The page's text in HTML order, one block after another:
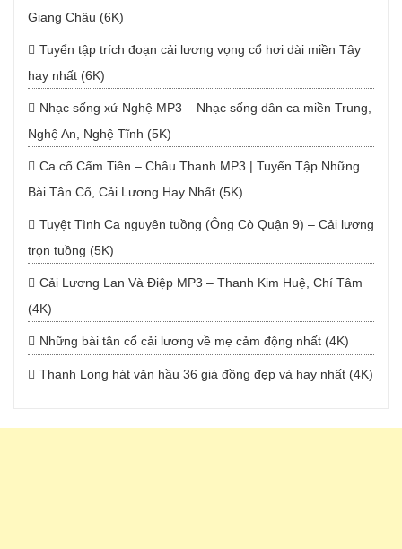
Giang Châu (6K)
Tuyển tập trích đoạn cải lương vọng cổ hơi dài miền Tây
hay nhất (6K)
Nhạc sống xứ Nghệ MP3 – Nhạc sống dân ca miền Trung,
Nghệ An, Nghệ Tĩnh (5K)
Ca cổ Cẩm Tiên – Châu Thanh MP3 | Tuyển Tập Những
Bài Tân Cổ, Cải Lương Hay Nhất (5K)
Tuyệt Tình Ca nguyên tuồng (Ông Cò Quận 9) – Cải lương
trọn tuồng (5K)
Cải Lương Lan Và Điệp MP3 – Thanh Kim Huệ, Chí Tâm
(4K)
Những bài tân cổ cải lương về mẹ cảm động nhất (4K)
Thanh Long hát văn hầu 36 giá đồng đẹp và hay nhất (4K)